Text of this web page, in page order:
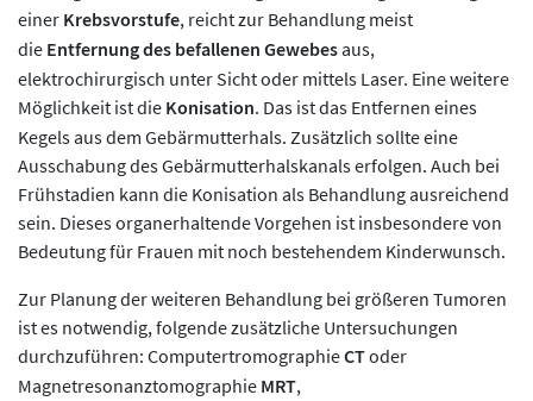
einer Krebsvorstufe, reicht zur Behandlung meist
die Entfernung des befallenen Gewebesaus,
elektrochirurgisch unter Sicht oder mittels Laser. Eine weitere
Möglichkeit ist die Konisation. Das ist das Entfernen eines
Kegels aus dem Gebärmutterhals. Zusätzlich sollte eine
Ausschabung des Gebärmutterhalskanals erfolgen. Auch bei
Frühstadien kann die Konisation als Behandlung ausreichend
sein. Dieses organerhaltende Vorgehen ist insbesondere von
Bedeutung für Frauen mit noch bestehendem Kinderwunsch.
Zur Planung der weiteren Behandlung bei größeren Tumoren
ist es notwendig, folgende zusätzliche Untersuchungen
durchzuführen: ComputertromographieCToder
Magnetresonanztomographie MRT,